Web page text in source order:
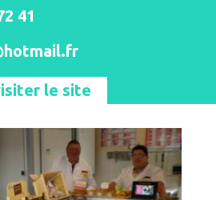
41
le site